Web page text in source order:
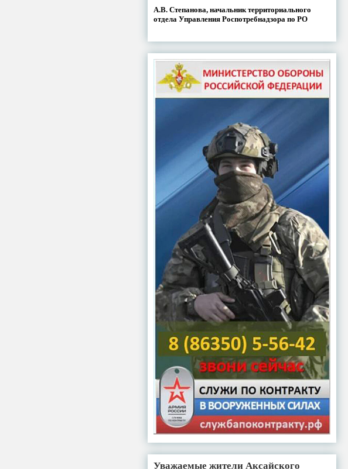
А.В. Степанова, начальник территориального
отдела Управления Роспотребнадзора по РО
Уважаемые жители Аксайского